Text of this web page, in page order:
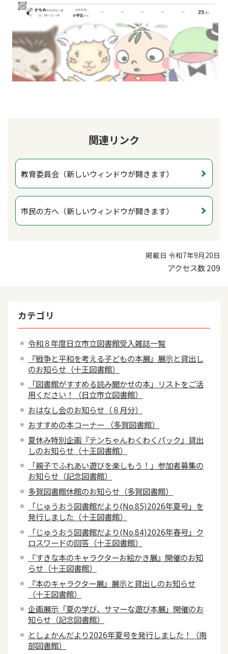
関連リンク
教育委員会（新しいウィンドウが開きます）
市民の方へ（新しいウィンドウが開きます）
掲載日 令和7年9月20日
アクセス数209
カテゴリ
令和８年度日立市立図書館受入雑誌一覧
『戦争と平和を考える子どもの本展』展示と貸出し
のお知らせ（十王図書館）
「図書館がすすめる読み聞かせの本」リストをご活
用ください！（日立市立図書館）
おはなし会のお知らせ（８月分）
おすすめの本コーナー （多賀図書館）
夏休み特別企画『テンちゃんわくわくパック』貸出
しのお知らせ（十王図書館）
「親子でふれあい遊びを楽しもう！」参加者募集の
お知らせ（記念図書館）
多賀図書館休館のお知らせ（多賀図書館）
「じゅうおう図書館だより(No.85)2026年夏号」を
発行しました（十王図書館）
「じゅうおう図書館だより(No.84)2026年春号」ク
ロスワードの回答（十王図書館）
『すきな本のキャラクターお絵かき展』開催のお知
らせ（十王図書館）
『本のキャラクター展』展示と貸出しのお知らせ
（十王図書館）
企画展示「夏の学び、サマーな遊び本展」開催のお
知らせ（記念図書館）
としょかんだより2026年夏号を発行しました！（南
部図書館）